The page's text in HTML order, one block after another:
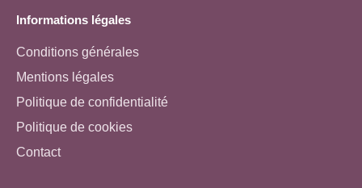
Informations légales
Conditions générales
Mentions légales
Politique de confidentialité
Politique de cookies
Contact